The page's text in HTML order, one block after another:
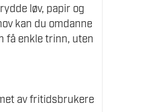
løv, papir og
kan du omdanne
få enkle trinn, uten
av fritidsbrukere